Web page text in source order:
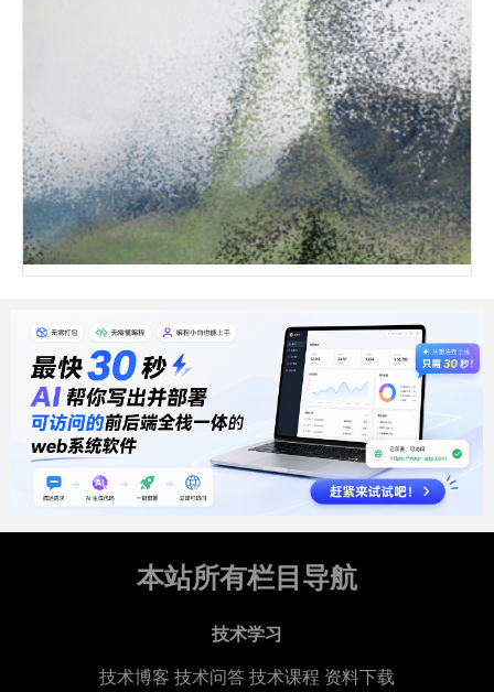
本站所有栏目导航
技术学习
技术博客 技术问答技术课程 资料下载